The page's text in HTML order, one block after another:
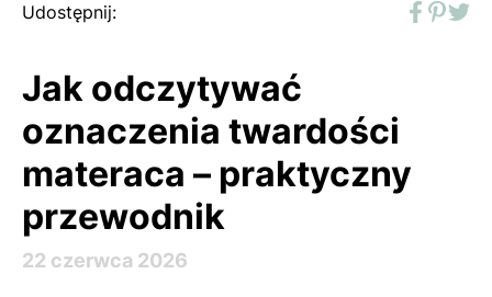
Udostępnij:
Jak odczytywać
oznaczenia twardości
materaca – praktyczny
przewodnik
22 czerwca 2026